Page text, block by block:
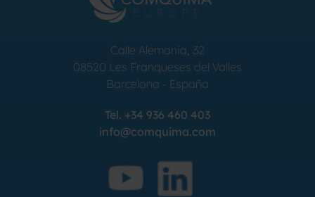
Calle Alemania, 32
08520 Les Franqueses del Valles
Barcelona - España
Tel. +34 936 460 403
info@comquima.com